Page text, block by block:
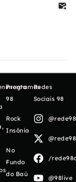
Programas
98
Rock
Insônia
No
Fundo
do Baú
Redes
Sociais 98
/
@98live